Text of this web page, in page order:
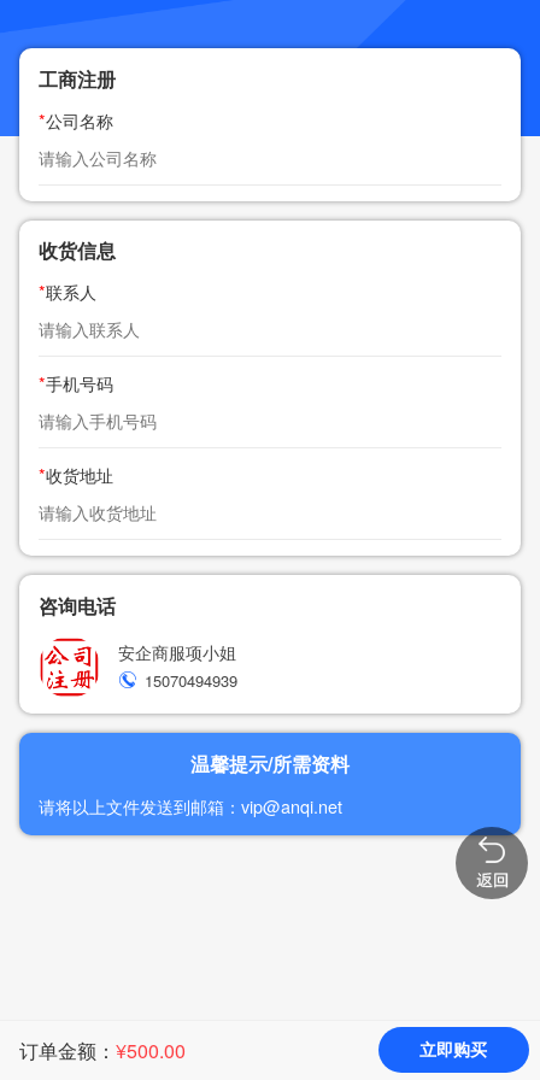
工商注册
*公司名称
收货信息
*联系人
*手机号码
*收货地址
咨询电话
安企商服项小姐
 15070494939
温馨提示/所需资料
请将以上文件发送到邮箱：vip@anqi.net
订单金额： ¥500.00